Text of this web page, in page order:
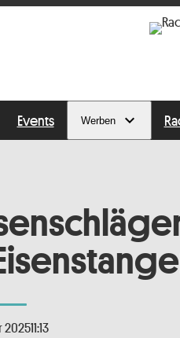
Events Werben
202511:13